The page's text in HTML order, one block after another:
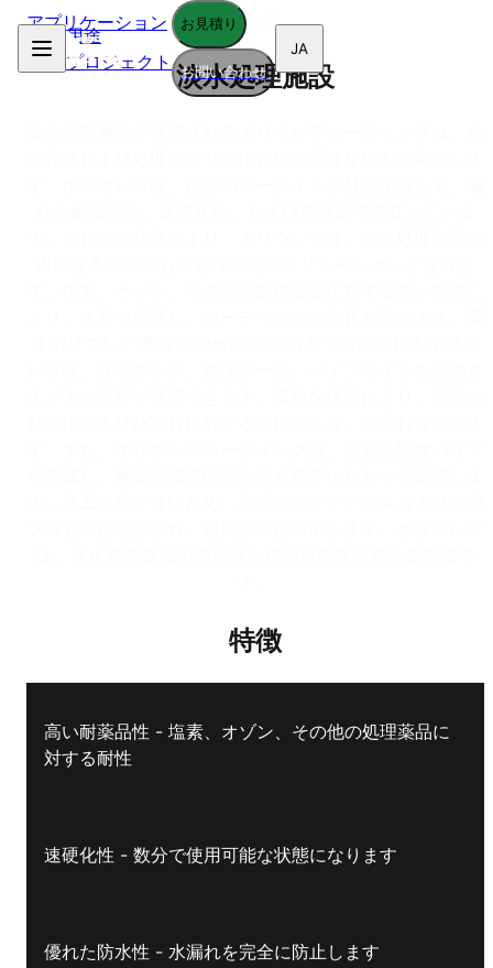
用途
プロジェクト
お見積り
お問い合わせ
JA
アプリケーション /淡水処理施設
淡水処理施設
特徴
高い耐薬品性 - 塩素、オゾン、その他の処理薬品に
対する耐性
速硬化性 - 数分で使用可能な状態になります
優れた防水性 - 水漏れを完全に防止します